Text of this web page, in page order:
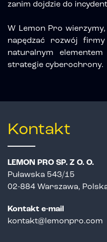
zanim dojdzie do
W Lemon Pro
napędzać rozwój
naturalnym
strategie cyberochrony.
Kontakt
LEMON PRO SP. Z O. O.
Puławska 543/15
02-884 Warszawa,
Kontakt e-mail
kontakt@lemonpro.com